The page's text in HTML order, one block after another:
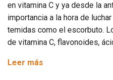
en vitamina C y ya desde la
importancia a la hora de
temidas como el escorbuto.
de vitamina C, flavonoides,
Leer más